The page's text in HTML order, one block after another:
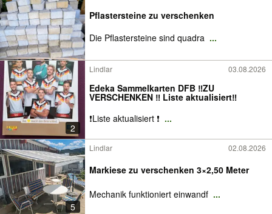
Pflastersteine zu verschenken
Die Pflastersteine sind quadra ...
2
Lindlar 03.08.2026
Edeka Sammelkarten DFB ‼️ZU
VERSCHENKEN ‼️ Liste aktualisiert‼️
❗️Liste aktualisiert ❗️ ...
5
Lindlar 02.08.2026
Markiese zu verschenken 3×2,50 Meter
Mechanik funktioniert einwandf ...